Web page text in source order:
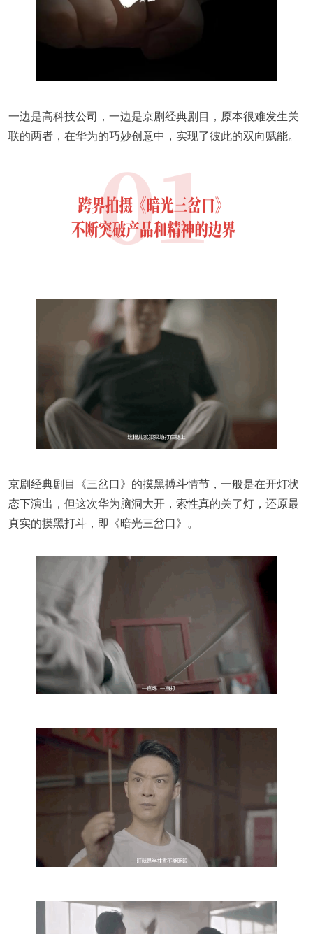
一边是高科技公司，一边是京剧经典剧目，原本很难发生关
联的两者，在华为的巧妙创意中，实现了彼此的双向赋能。
京剧经典剧目《三岔口》的摸黑搏斗情节，一般是在开灯状
态下演出，但这次华为脑洞大开，索性真的关了灯，还原最
真实的摸黑打斗，即《暗光三岔口》。